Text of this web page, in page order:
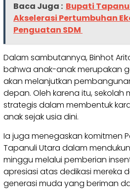
Baca Juga : ‎Bupati
Akselerasi Pertumbuhan
Penguatan SDM ‎
Dalam sambutannya, Binhot
bahwa anak-anak merupakan
akan melanjutkan
depan. Oleh karena itu, sekolah
strategis dalam membentuk
anak sejak usia dini.
Ia juga menegaskan komitmen
Tapanuli Utara dalam
minggu melalui pemberian
apresiasi atas dedikasi mereka
generasi muda yang beriman